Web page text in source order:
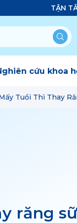
TẬN
cứu khoa
Tuổi Thì Thay
răng